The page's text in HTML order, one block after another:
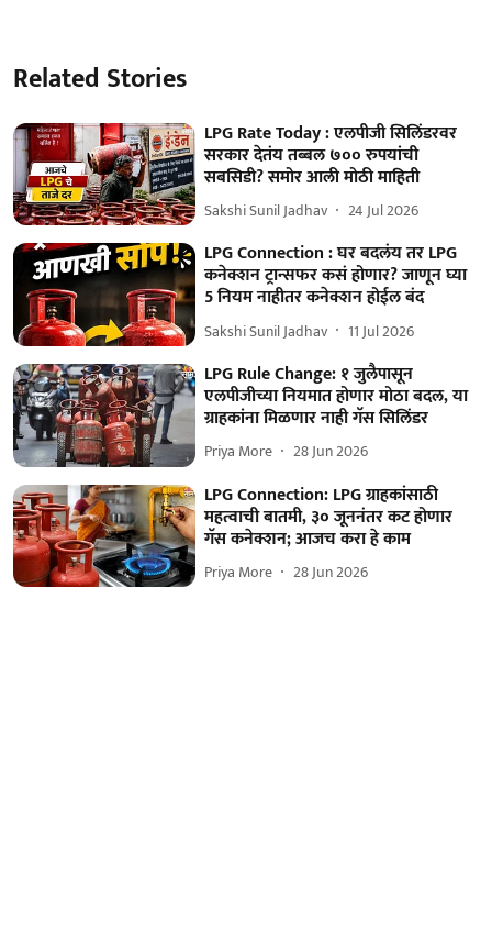
Related Stories
LPG Rate Today : एलपीजी सिलिंडरवर
सरकार देतंय तब्बल ७०० रुपयांची
सबसिडी? समोर आली मोठी माहिती
Sakshi Sunil Jadhav 24 Jul 2026
LPG Connection : घर बदलंय तर LPG
कनेक्शन ट्रान्सफर कसं होणार? जाणून घ्या
5 नियम नाहीतर कनेक्शन होईल बंद
Sakshi Sunil Jadhav 11 Jul 2026
LPG Rule Change: १ जुलैपासून
एलपीजीच्या नियमात होणार मोठा बदल, या
ग्राहकांना मिळणार नाही गॅस सिलिंडर
Priya More 28 Jun 2026
LPG Connection: LPG ग्राहकांसाठी
महत्वाची बातमी, ३० जूननंतर कट होणार
गॅस कनेक्शन; आजच करा हे काम
Priya More 28 Jun 2026